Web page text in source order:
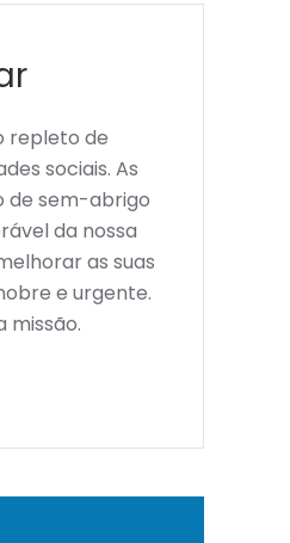
repleto de
sociais. As
de sem-abrigo
da nossa
as suas
e urgente.
missão.